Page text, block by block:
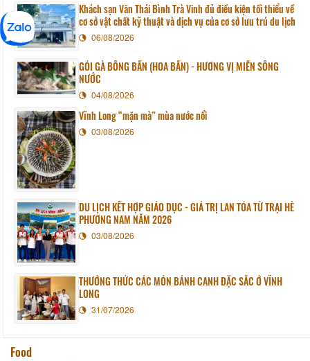
Khách sạn Văn Thái Bình Trà Vinh đủ điều kiện tối thiểu về
cơ sở vật chất kỹ thuật và dịch vụ của cơ sở lưu trú du lịch
06/08/2026
GỎI GÀ BÔNG BẦN (HOA BẦN) - HƯƠNG VỊ MIỀN SÔNG
NƯỚC
04/08/2026
Vĩnh Long “mặn mà” mùa nước nổi
03/08/2026
DU LỊCH KẾT HỢP GIÁO DỤC - GIÁ TRỊ LAN TỎA TỪ TRẠI HÈ
PHƯƠNG NAM NĂM 2026
03/08/2026
THƯỞNG THỨC CÁC MÓN BÁNH CANH ĐẶC SẮC Ở VĨNH
LONG
31/07/2026
Food